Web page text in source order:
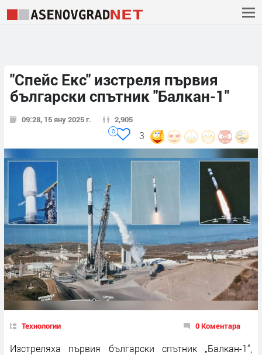
"Спейс Екс" изстреля първия
български спътник "Балкан-1"
09:28, 15 яну 2025 г. 2,905
3
0
Технологии 0 Коментара
Изстреляха първия български спътник „Балкан-1“,